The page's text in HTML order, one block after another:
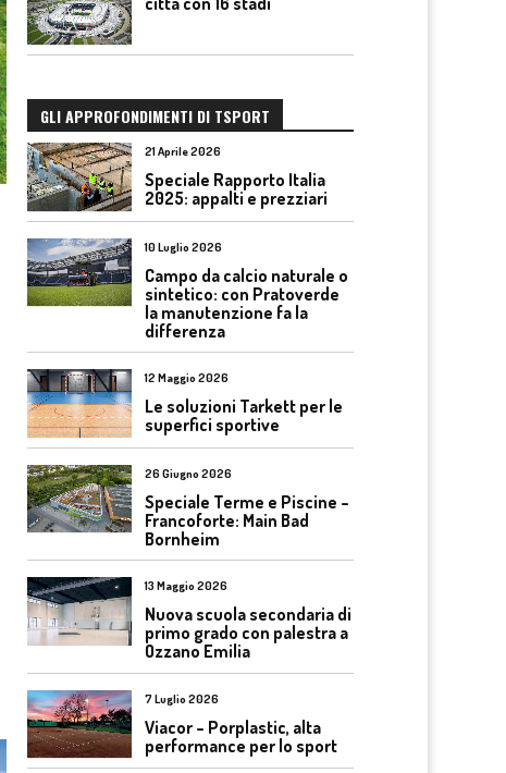
GLI APPROFONDIMENTI DI TSPORT
21 Aprile 2026
Speciale Rapporto Italia
2025: appalti e prezziari
10 Luglio 2026
Campo da calcio naturale o
sintetico: con Pratoverde
la manutenzione fa la
differenza
12 Maggio 2026
Le soluzioni Tarkett per le
superfici sportive
26 Giugno 2026
Speciale Terme e Piscine –
Francoforte: Main Bad
Bornheim
13 Maggio 2026
Nuova scuola secondaria di
primo grado con palestra a
Ozzano Emilia
7 Luglio 2026
Viacor – Porplastic, alta
performance per lo sport